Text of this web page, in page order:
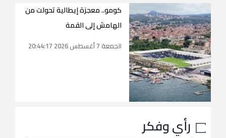
كومو.. معجزة إيطالية تحولت من
الهامش إلى القمة
الجمعة 7 أغسطس 2026 20:44:17
رأي وفكر